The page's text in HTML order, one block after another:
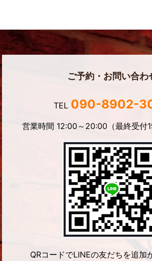
ご予約・お問い合わ
TEL 090-8902-
営業時間 12:00～20:00（最終受付
QRコードでLINEの友だちを追加